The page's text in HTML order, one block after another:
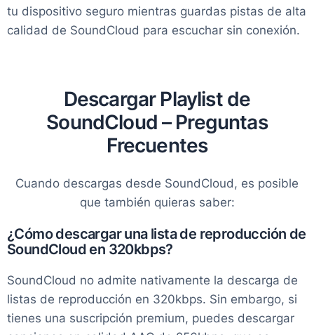
tu dispositivo seguro mientras guardas pistas de alta
calidad de SoundCloud para escuchar sin conexión.
Descargar Playlist de
SoundCloud – Preguntas
Frecuentes
Cuando descargas desde SoundCloud, es posible
que también quieras saber:
¿Cómo descargar una lista de reproducción de
SoundCloud en 320kbps?
SoundCloud no admite nativamente la descarga de
listas de reproducción en 320kbps. Sin embargo, si
tienes una suscripción premium, puedes descargar